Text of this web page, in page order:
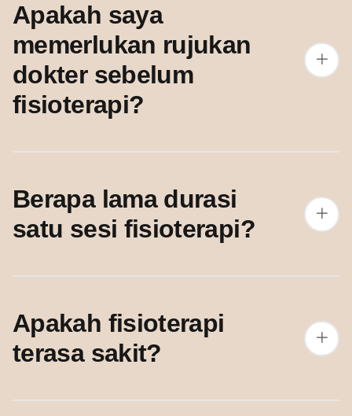
Apakah saya
memerlukan rujukan
dokter sebelum
fisioterapi?
Berapa lama durasi
satu sesi fisioterapi?
Apakah fisioterapi
terasa sakit?